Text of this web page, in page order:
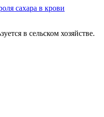
сахара в крови
в сельском хозяйстве.